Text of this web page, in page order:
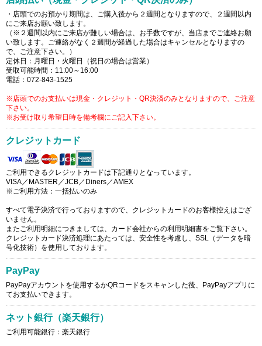
・店頭でのお預かり期間は、ご購入後から２週間となりますので、２週間以内
にご来店お願い致します。
（※２週間以内にご来店が難しい場合は、お手数ですが、当店までご連絡お願
い致します。ご連絡がなく２週間が経過した場合はキャンセルとなりますの
で、ご注意下さい。）
定休日：月曜日・火曜日（祝日の場合は営業）
受取可能時間：11:00～16:00
電話：072-843-1525
※店頭でのお支払いは現金・クレジット・QR決済のみとなりますので、ご注意
下さい。
※お受け取り希望日時を備考欄にご記入下さい。
クレジットカード
ご利用できるクレジットカードは下記通りとなっています。
VISA／MASTER／JCB／Diners／AMEX
※ご利用方法：一括払いのみ
すべて電子決済で行っておりますので、クレジットカードのお客様控えはござ
いません。
またご利用明細につきましては、カード会社からの利用明細書をご覧下さい。
クレジットカード決済処理にあたっては、安全性を考慮し、SSL（データを暗
号化技術）を使用しております。
PayPay
PayPayアカウントを使用するかQRコードをスキャンした後、PayPayアプリに
てお支払いできます。
ネット銀行（楽天銀行）
ご利用可能銀行：楽天銀行